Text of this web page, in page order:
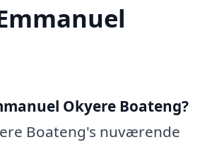
Okyere Boateng?
Boateng's nuværende